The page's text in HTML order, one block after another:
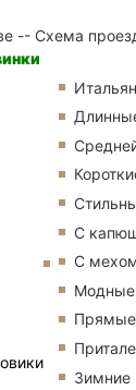
-- Схема
С
С
Модные
Прямые
Зимние